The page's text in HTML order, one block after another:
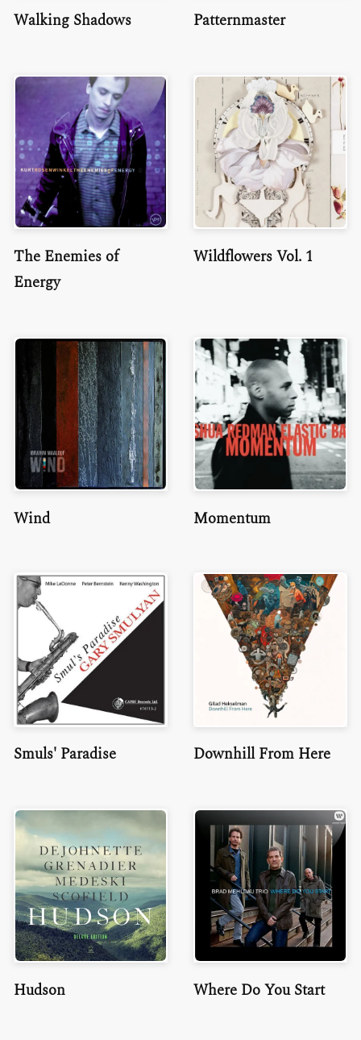
Walking Shadows Patternmaster
The Enemies of
Energy
Wildflowers Vol. 1
Wind Momentum
Smuls' Paradise Downhill From Here
Hudson Where Do You Start